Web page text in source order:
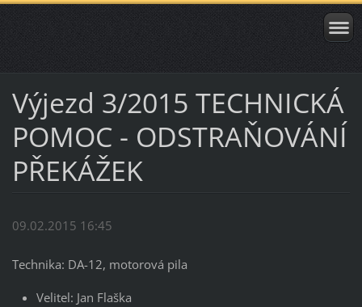
Výjezd 3/2015 TECHNICKÁ
POMOC - ODSTRAŇOVÁNÍ
PŘEKÁŽEK
09.02.2015 16:45
Technika: DA-12, motorová pila
Velitel: Jan Flaška